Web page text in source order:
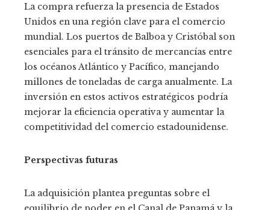
La compra refuerza la presencia de Estados
Unidos en una región clave para el comercio
mundial. Los puertos de Balboa y Cristóbal son
esenciales para el tránsito de mercancías entre
los océanos Atlántico y Pacífico, manejando
millones de toneladas de carga anualmente. La
inversión en estos activos estratégicos podría
mejorar la eficiencia operativa y aumentar la
competitividad del comercio estadounidense.
Perspectivas futuras
La adquisición plantea preguntas sobre el